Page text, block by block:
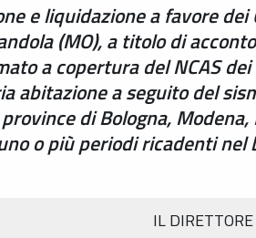
e liquidazione a favore dei
(MO), a titolo di
a copertura del NCAS
abitazione a seguito del
di Bologna, Modena,
o più periodi ricadenti
IL DIRETTORE